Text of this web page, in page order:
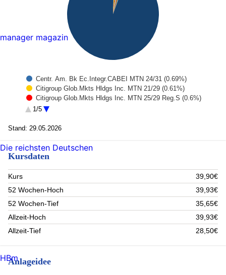
Centr. Am. Bk Ec.Integr.CABEI MTN 24/31 (0.69%)
Citigroup Glob.Mkts Hldgs Inc. MTN 21/29 (0.61%)
Citigroup Glob.Mkts Hldgs Inc. MTN 25/29 Reg.S (0.6%)
Brasilien Nota S.NTN-F 20/31 (0.56%)
Malaysia Bonds 20/31 (0.52%)
The Korea Development Bank MTN 24/29 (0.51%)
BNP Paribas S.A. Non-Preferred MTN 22/30 (0.5%)
1/5
Stand: 29.05.2026
Kursdaten
Kurs
39,90€
52 Wochen-Hoch
39,93€
52 Wochen-Tief
35,65€
Allzeit-Hoch
39,93€
Allzeit-Tief
28,50€
Anlageidee
manager magazin
Die reichsten Deutschen
HBm